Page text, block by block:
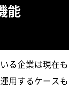
能
る企業は現在も
用するケースも